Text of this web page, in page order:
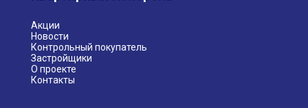
Акции
Новости
Контрольный покупатель
Застройщики
О проекте
Контакты